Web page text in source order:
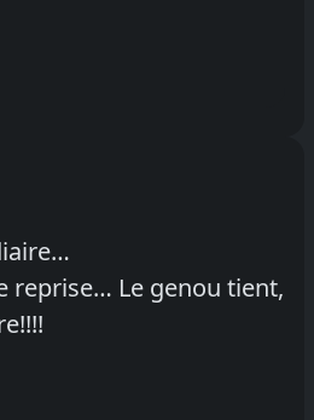
reprise… Le genou tient,